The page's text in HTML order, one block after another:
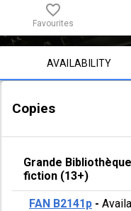
favorite_border
Favourites
Notice content
AVAILABILITY
Copies
Grande Bibliothèque
fiction (13+)
FAN B2141p -